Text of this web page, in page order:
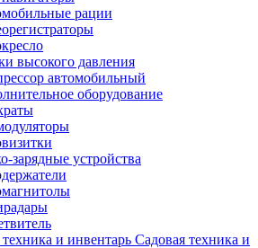
рации
высокого давления
автомобильный
оборудование
зарядные устройства
Садовая техника и